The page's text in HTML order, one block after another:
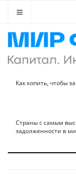
Как копить, чтобы
Страны с самым
задолженности в